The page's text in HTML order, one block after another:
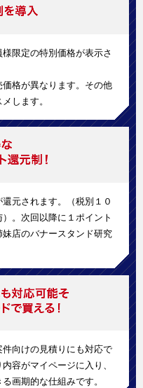
限定の特別価格が表示さ
格が異なります。その他
します。
元されます。（税別１０
。次回以降に１ポイント
店のバナースタンド研究
向けの見積りにも対応で
容がマイページに入り、
画期的な仕組みです。